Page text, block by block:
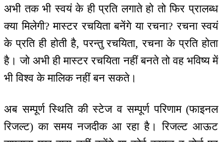
अभी तक भी स्वयं के ही प्रति लगाते हो तो फिर प्रालब्ध
क्या मिलेगी? मास्टर रचयिता बनेंगे या रचना? रचना स्वयं
के प्रति ही होती है, परन्तु रचयिता, रचना के प्रति होता
है। जो अभी ही मास्टर रचयिता नहीं बनते तो वह भविष्य में
भी विश्व के मालिक नहीं बन सकते।
अब सम्पूर्ण स्थिति की स्टेज व सम्पूर्ण परिणाम (फाइनल
रिजल्ट) का समय नजदीक आ रहा है। रिजल्ट आऊट